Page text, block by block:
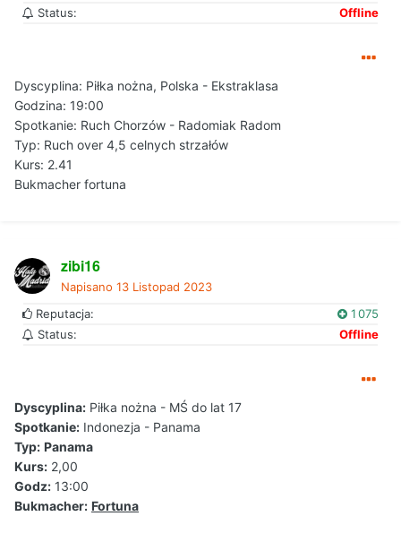
Status:
Offline
Dyscyplina: Piłka nożna, Polska - Ekstraklasa
Godzina: 19:00
Spotkanie: Ruch Chorzów - Radomiak Radom
Typ: Ruch over 4,5 celnych strzałów
Kurs: 2.41
Bukmacher fortuna
zibi16
Napisano 13 Listopad 2023
Reputacja:
1 075
Status:
Offline
Dyscyplina: Piłka nożna - MŚ do lat 17
Spotkanie: Indonezja - Panama
Typ: Panama
Kurs: 2,00
Godz: 13:00
Bukmacher: Fortuna